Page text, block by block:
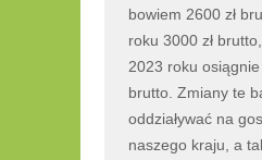
bowiem 2600 zł
roku 3000 zł
2023 roku
brutto. Zmiany te
oddziaływać na
naszego kraju, a